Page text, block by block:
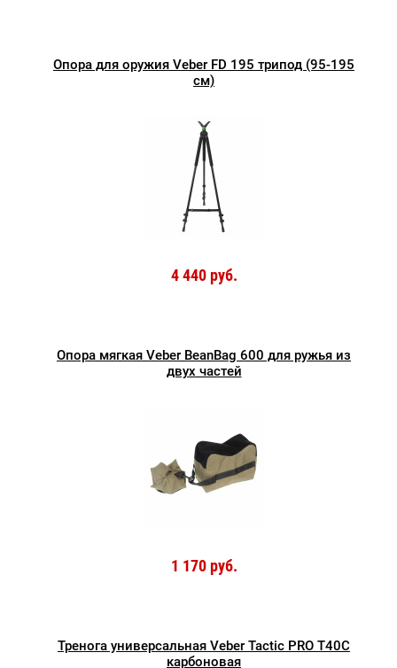
Опора для оружия Veber FD 195 трипод (95-195
см)
4 440 руб.
Опора мягкая Veber BeanBag 600 для ружья из
двух частей
1 170 руб.
Тренога универсальная Veber Tactic PRO T40C
карбоновая